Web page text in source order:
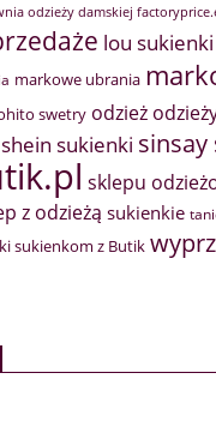
odzieży damskiej
lou sukienki
markowe ubrania
swetry odzież
shein sukienki
sklepu
z odzieżą sukienkie
sukienkom z Butik